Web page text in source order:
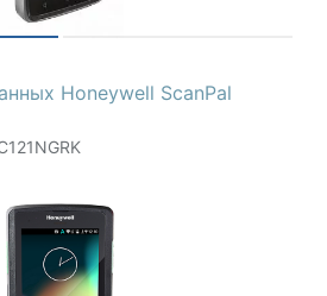
Honeywell ScanPal